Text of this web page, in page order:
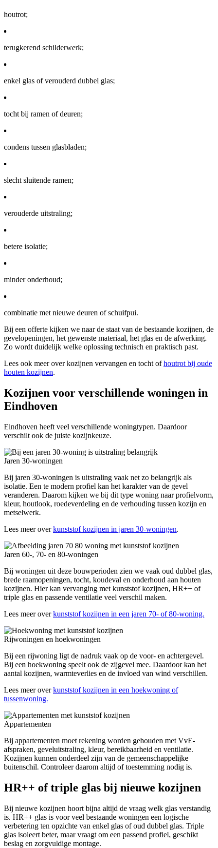
houtrot;
terugkerend schilderwerk;
enkel glas of verouderd dubbel glas;
tocht bij ramen of deuren;
condens tussen glasbladen;
slecht sluitende ramen;
verouderde uitstraling;
betere isolatie;
minder onderhoud;
combinatie met nieuwe deuren of schuifpui.
Bij een offerte kijken we naar de staat van de bestaande kozijnen, de
gevelopeningen, het gewenste materiaal, het glas en de afwerking.
Zo wordt duidelijk welke oplossing technisch en praktisch past.
Lees ook meer over kozijnen vervangen en tocht ofhoutrot bij oude
houten kozijnen.
Kozijnen voor verschillende woningen in
Eindhoven
Eindhoven heeft veel verschillende woningtypen. Daardoor
verschilt ook de juiste kozijnkeuze.
Jaren 30-woningen
Bij jaren 30-woningen is uitstraling vaak net zo belangrijk als
isolatie. Een te modern profiel kan het karakter van de gevel
veranderen. Daarom kijken we bij dit type woning naar profielvorm,
kleur, houtlook, roedeverdeling en de verhouding tussen kozijn en
metselwerk.
Lees meer overkunststof kozijnen in jaren 30-woningen.
Jaren 60-, 70- en 80-woningen
Bij woningen uit deze bouwperioden zien we vaak oud dubbel glas,
brede raamopeningen, tocht, koudeval en onderhoud aan houten
kozijnen. Hier kan vervanging met kunststof kozijnen, HR++ of
triple glas en passende ventilatie veel verschil maken.
Lees meer overkunststof kozijnen in een jaren 70- of 80-woning.
Rijwoningen en hoekwoningen
Bij een rijwoning ligt de nadruk vaak op de voor- en achtergevel.
Bij een hoekwoning speelt ook de zijgevel mee. Daardoor kan het
aantal kozijnen, warmteverlies en de invloed van wind verschillen.
Lees meer overkunststof kozijnen in een hoekwoning of
tussenwoning.
Appartementen
Bij appartementen moet rekening worden gehouden met VvE-
afspraken, geveluitstraling, kleur, bereikbaarheid en ventilatie.
Kozijnen kunnen onderdeel zijn van de gemeenschappelijke
buitenschil. Controleer daarom altijd of toestemming nodig is.
HR++ of triple glas bij nieuwe kozijnen
Bij nieuwe kozijnen hoort bijna altijd de vraag welk glas verstandig
is. HR++ glas is voor veel bestaande woningen een logische
verbetering ten opzichte van enkel glas of oud dubbel glas. Triple
glas isoleert beter, maar vraagt om een passend profiel, geschikt
beslag en zorgvuldige montage.